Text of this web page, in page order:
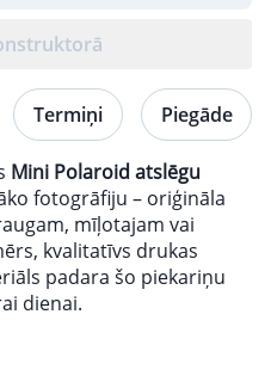
Termiņi Piegāde
Mini Polaroid atslēgu
fotogrāfiju – oriģināla
mīļotajam vai
kvalitatīvs drukas
padara šo piekariņu
dienai.